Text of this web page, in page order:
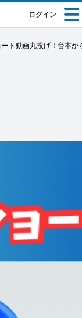
ログイン
ト動画丸投げ！台本か